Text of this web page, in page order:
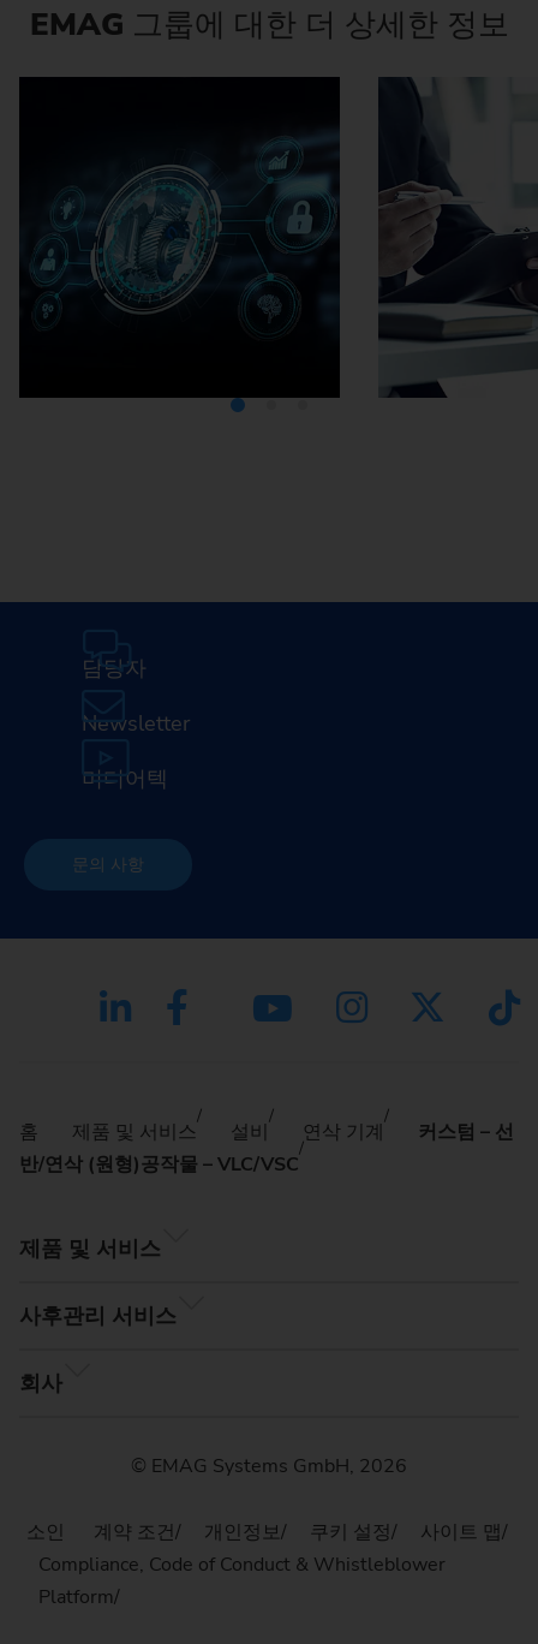
EMAG 그룹에 대한 더 상세한 정보
담당자
Newsletter
미디어텍
문의 사항
홈 제품 및 서비스 설비 연삭 기계
커스텀 – 선
반/연삭 (원형)공작물 – VLC/VSC
제품 및 서비스
사후관리 서비스
회사
© EMAG Systems GmbH, 2026
소인 계약 조건 개인정보 쿠키 설정
사이트 맵
Compliance, Code of Conduct & Whistleblower
Platform